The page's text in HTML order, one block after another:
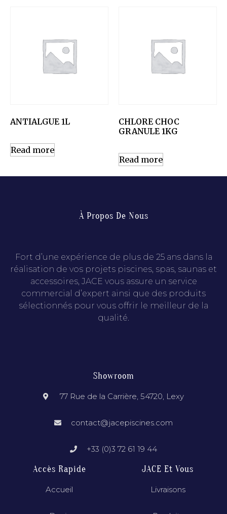
ANTIALGUE 1L
Read more
CHLORE CHOC
GRANULE 1KG
Read more
À Propos De Nous
Fort d’une expérience de plus de 25 ans dans la
réalisation de vos projets piscines, spas, saunas et
accessoires, JACE vous assure un service
commercial d’expert ainsi que des produits
sélectionnés pour vous offrir le meilleur de la
qualité.
Showroom
77 Rue de la Carrière, 54720, Lexy
contact@jacepiscines.com
+33 (0)3 72 61 19 44
Accès Rapide
Accueil
JACE Et Vous
Livraisons